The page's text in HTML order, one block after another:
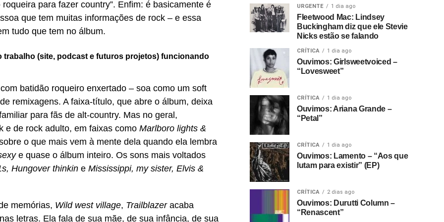
para fazer country”. Enfim: é basicamente é
que tem muitas informações de rock – e essa
tudo que tem no álbum.
trabalho (site, podcast e futuros projetos) funcionando
batidão roqueiro enxertado – soa como um soft
remixagens. A faixa-título, que abre o álbum, deixa
para fãs de alt-country. Mas no geral,
e de rock adulto, em faixas como Marlboro lights &
o que mais vem à mente dela quando ela lembra
e quase o álbum inteiro. Os sons mais voltados
Hungover thinkin e Mississippi, my sister, Elvis &
memórias, Wild west village, Trailblazeracaba
letras. Ela fala de sua mãe, de sua infância, de sua
URGENTE 1 dia ago
Fleetwood Mac: Lindsey
Buckingham diz que ele Stevie
Nicks estão se falando
CRÍTICA 1 dia ago
Ouvimos: Girlsweetvoiced –
“Lovesweet”
CRÍTICA 1 dia ago
Ouvimos: Ariana Grande –
“Petal”
CRÍTICA 1 dia ago
Ouvimos: Lamento – “Aos que
lutam para existir” (EP)
CRÍTICA 2 dias ago
Ouvimos: Durutti Column –
“Renascent”